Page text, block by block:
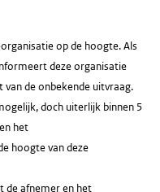
op de hoogte. Als
deze organisatie
de onbekende uitvraag.
doch uiterlijk binnen 5
het
hoogte van deze
de afnemer en het